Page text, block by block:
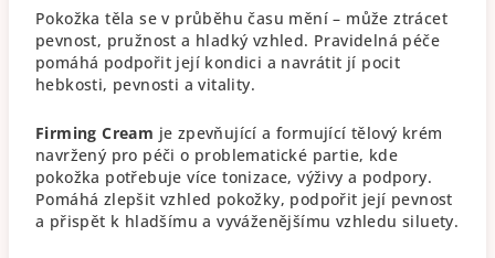
Pokožka těla se v průběhu času mění – může ztrácet
pevnost, pružnost a hladký vzhled. Pravidelná péče
pomáhá podpořit její kondici a navrátit jí pocit
hebkosti, pevnosti a vitality.
Firming Cream je zpevňující a formující tělový krém
navržený pro péči o problematické partie, kde
pokožka potřebuje více tonizace, výživy a podpory.
Pomáhá zlepšit vzhled pokožky, podpořit její pevnost
a přispět k hladšímu a vyváženějšímu vzhledu siluety.